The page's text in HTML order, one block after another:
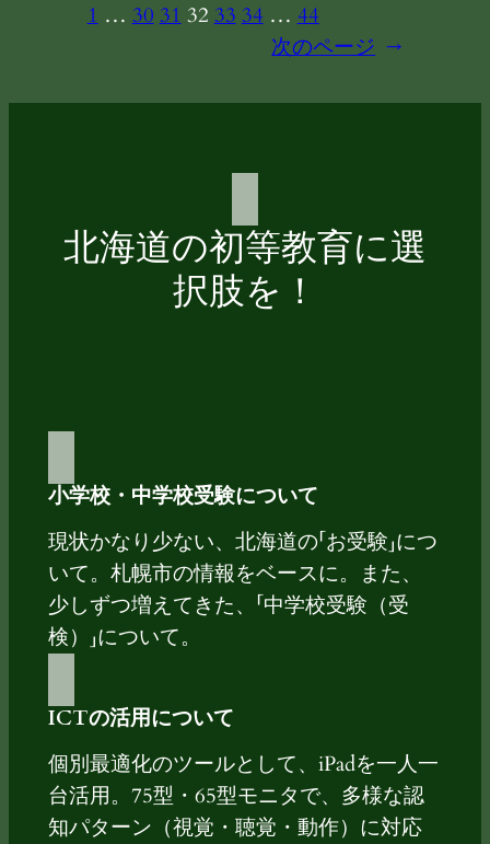
1 … 3031 32 3334 … 44
次のページ →
北海道の初等教育に選
択肢を！
小学校・中学校受験について
現状かなり少ない、北海道の「お受験」につ
いて。札幌市の情報をベースに。また、
少しずつ増えてきた、「中学校受験（受
検）」について。
ICTの活用について
個別最適化のツールとして、iPadを一人一
台活用。75型・65型モニタで、多様な認
知パターン（視覚・聴覚・動作）に対応